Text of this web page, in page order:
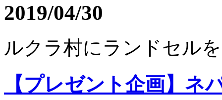
2019/04/30
ルクラ村にランドセル
【プレゼント企画】ネ